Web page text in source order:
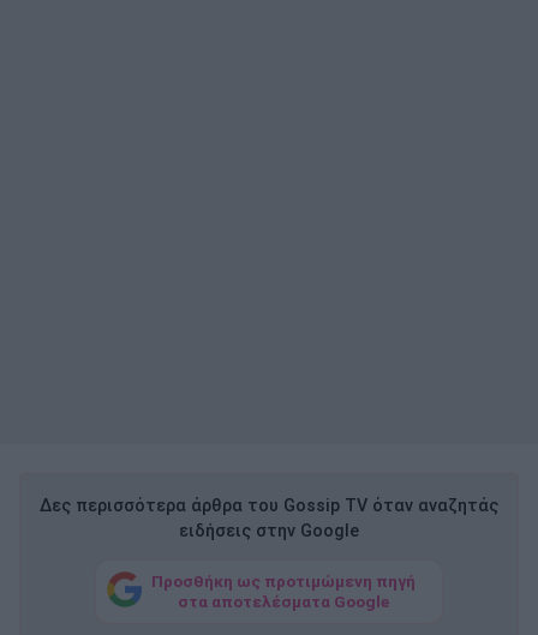
Δες περισσότερα άρθρα του Gossip TV όταν αναζητάς
ειδήσεις στην Google
Προσθήκη ως προτιμώμενη πηγή
στα αποτελέσματα Google